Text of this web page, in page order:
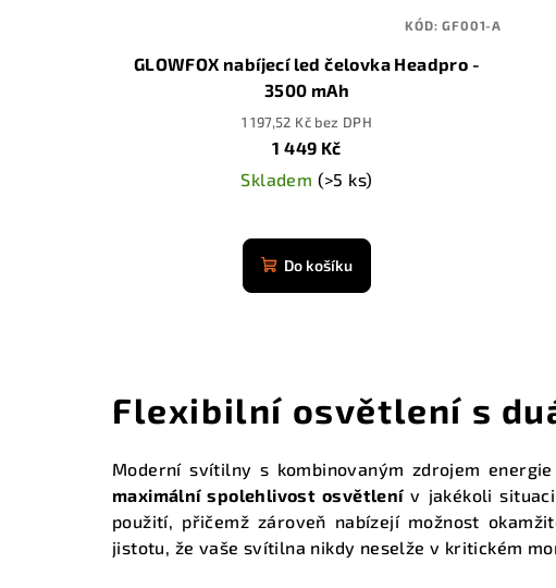
GLOWFOX nabíjecí led čelovka Headpro -
3500 mAh
1 197,52 Kč bez DPH
1 449 Kč
Skladem (>5 ks)
hodnocení
produktu
je
hvězdiček.
Do košíku
KÓD:GF001-A
Flexibilní osvětlení s
Moderní svítilny s kombinovaným zdrojem
maximální spolehlivost osvětlenív jakékoli
použití, přičemž zároveň nabízejí možnost
jistotu, že vaše svítilna nikdy neselže v kritickém